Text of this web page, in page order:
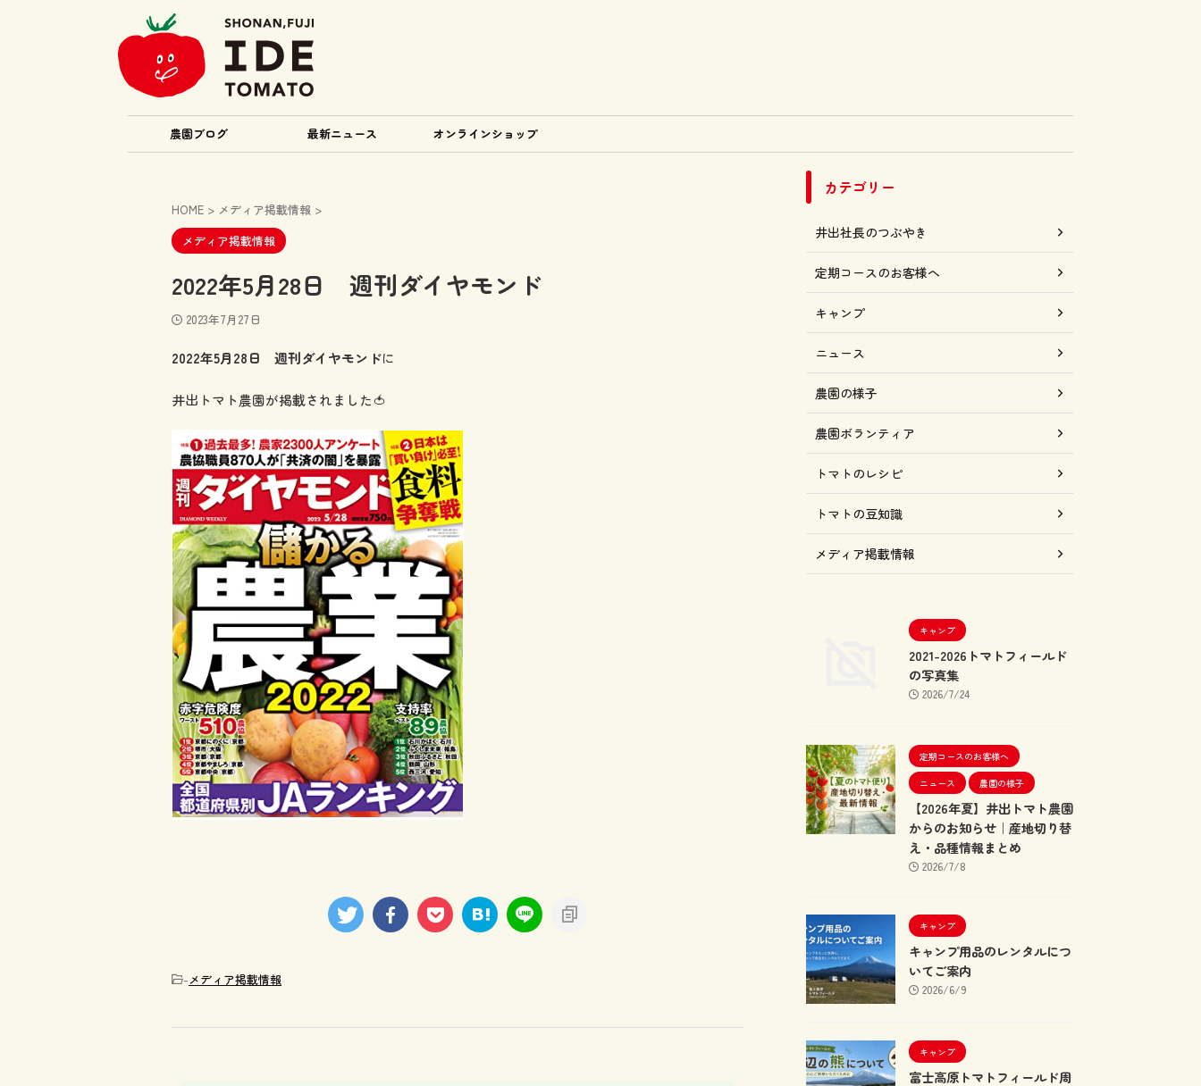
農園ブログ 最新ニュース オンラインショップ
HOME > メディア掲載情報 >
メディア掲載情報
2022年5月28日 週刊ダイヤモンド
2023年7月27日
2022年5月28日 週刊ダイヤモンドに
井出トマト農園が掲載されました🍅
-メディア掲載情報
カテゴリー
井出社長のつぶやき
定期コースのお客様へ
キャンプ
ニュース
農園の様子
農園ボランティア
トマトのレシピ
トマトの豆知識
メディア掲載情報
キャンプ
2021-2026トマトフィールド
の写真集
2026/7/24
定期コースのお客様へ
ニュース
農園の様子
【2026年夏】井出トマト農園
からのお知らせ｜産地切り替
え・品種情報まとめ
2026/7/8
キャンプ
キャンプ用品のレンタルにつ
いてご案内
2026/6/9
キャンプ
富士高原トマトフィールド周